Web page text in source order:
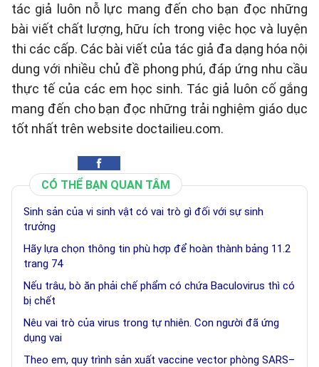
tác giả luôn nỗ lực mang đến cho bạn đọc những
bài viết chất lượng, hữu ích trong việc học và luyện
thi các cấp. Các bài viết của tác giả đa dạng hóa nội
dung với nhiều chủ đề phong phú, đáp ứng nhu cầu
thực tế của các em học sinh. Tác giả luôn cố gắng
mang đến cho bạn đọc những trải nghiệm giáo dục
tốt nhất trên website doctailieu.com.
CÓ THỂ BẠN QUAN TÂM
Sinh sản của vi sinh vật có vai trò gì đối với sự sinh
trưởng
Hãy lựa chọn thông tin phù hợp để hoàn thành bảng 11.2
trang 74
Nếu trâu, bò ăn phải chế phẩm có chứa Baculovirus thì có
bị chết
Nêu vai trò của virus trong tự nhiên. Con người đã ứng
dụng vai
Theo em, quy trình sản xuất vaccine vector phòng SARS–